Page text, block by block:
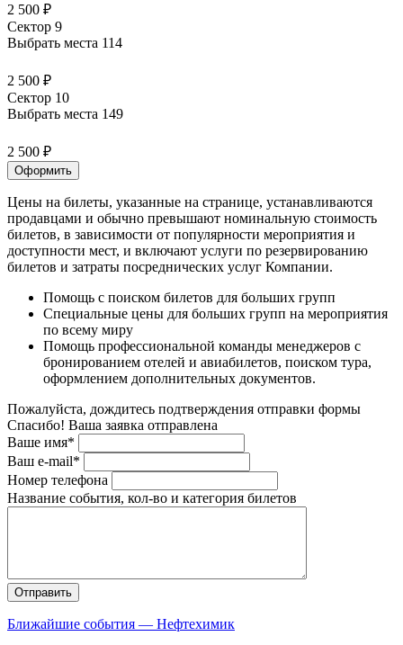
2 500 ₽
Сектор 9
Выбрать места 114
2 500 ₽
Сектор 10
Выбрать места 149
2 500 ₽
Оформить
Цены на билеты, указанные на странице, устанавливаются
продавцами и обычно превышают номинальную стоимость
билетов, в зависимости от популярности мероприятия и
доступности мест, и включают услуги по резервированию
билетов и затраты посреднических услуг Компании.
Помощь с поиском билетов для больших групп
Специальные цены для больших групп на мероприятия
по всему миру
Помощь профессиональной команды менеджеров с
бронированием отелей и авиабилетов, поиском тура,
оформлением дополнительных документов.
Пожалуйста, дождитесь подтверждения отправки формы
Спасибо! Ваша заявка отправлена
Ваше имя*
Ваш e-mail*
Номер телефона
Название события, кол-во и категория билетов
Ближайшие события — Нефтехимик